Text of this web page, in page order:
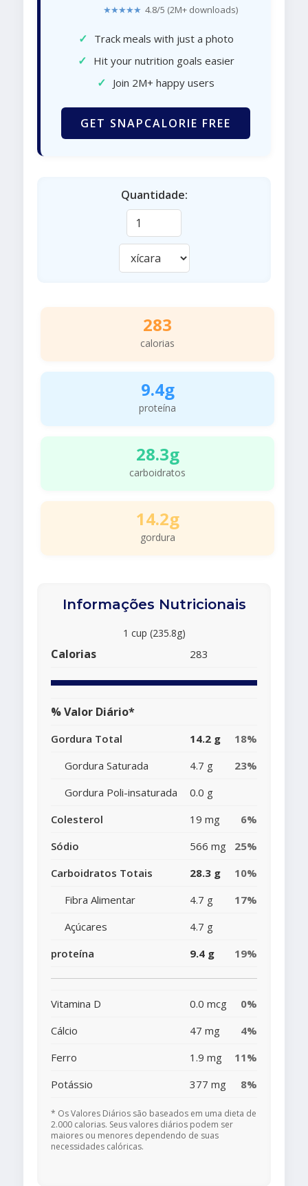
★★★★★ 4.8/5 (2M+ downloads)
✓ Track meals with just a photo
✓ Hit your nutrition goals easier
✓ Join 2M+ happy users
GET SNAPCALORIE FREE
Quantidade:
283
calorias
9.4g
proteína
28.3g
carboidratos
14.2g
gordura
Informações Nutricionais
1 cup (235.8g)
Calorias 283
% Valor Diário*
Gordura Total 14.2 g
18%
Gordura Saturada
4.7 g
23%
Gordura Poli-insaturada
0.0 g
Colesterol
19 mg
6%
Sódio
566 mg
25%
Carboidratos Totais
28.3 g
10%
Fibra Alimentar
4.7 g
17%
Açúcares
4.7 g
proteína
9.4 g 19%
Vitamina D 0.0 mcg
0%
Cálcio
47 mg
4%
Ferro
1.9 mg
11%
Potássio
377 mg 8%
* Os Valores Diários são baseados em uma dieta de
2.000 calorias. Seus valores diários podem ser
maiores ou menores dependendo de suas
necessidades calóricas.